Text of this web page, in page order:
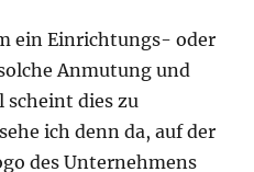
ein Einrichtungs- oder
Anmutung und
scheint dies zu
ich denn da, auf der
des Unternehmens